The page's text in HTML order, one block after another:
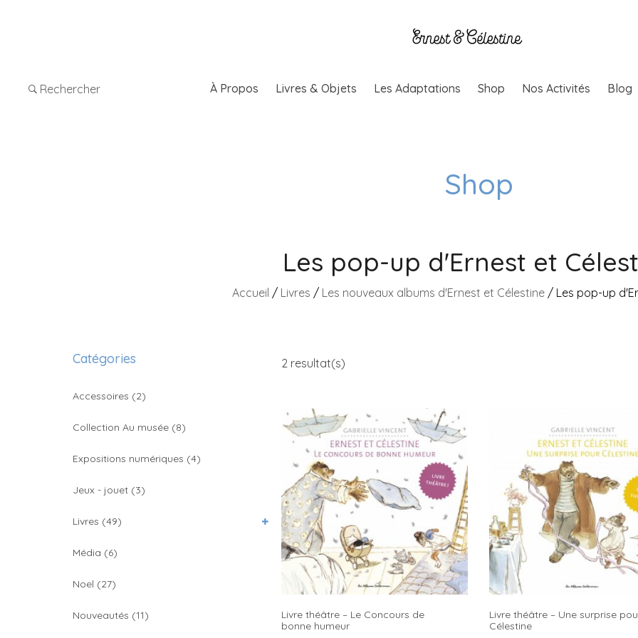
Rechercher À Propos Livres & Objets Les Adaptations Shop Nos Activités Blog
Shop
Les pop-up d'Ernest et
Accueil / Livres / Les nouveaux albums d'Ernest et Célestine/ Les pop-up
Catégories
Accessoires (2)
Collection Au musée (8)
Expositions numériques (4)
Jeux - jouet (3)
Livres (49)
Média (6)
Noel (27)
Nouveautés (11)
2 resultat(s)
Livre théâtre – Le Concours de
bonne humeur
Livre théâtre – Une surprise
Célestine